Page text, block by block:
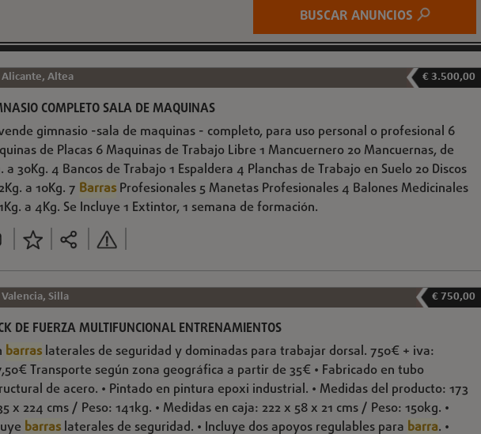
BUSCAR ANUNCIOS
Alicante, Altea € 3.500,00
COMPLETO SALA DE MAQUINAS
gimnasio -sala de maquinas - completo, para uso personal o profesional 6
de Placas 6 Maquinas de Trabajo Libre 1 Mancuernero 20 Mancuernas, de
a 30Kg. 4 Bancos de Trabajo 1 Espaldera 4 Planchas de Trabajo en Suelo 20 Discos
a 10Kg. 7 Barras Profesionales 5 Manetas Profesionales 4 Balones Medicinales
a 4Kg. Se Incluye 1 Extintor, 1 semana de formación.
Valencia, Silla € 750,00
DE FUERZA MULTIFUNCIONAL ENTRENAMIENTOS
barras laterales de seguridad y dominadas para trabajar dorsal. 750€ + iva:
Transporte según zona geográfica a partir de 35€ • Fabricado en tubo
de acero. • Pintado en pintura epoxi industrial. • Medidas del producto: 173
x 224 cms / Peso: 141kg. • Medidas en caja: 222 x 58 x 21 cms / Peso: 150kg. •
barras laterales de seguridad. • Incluye dos apoyos regulables para barra. •